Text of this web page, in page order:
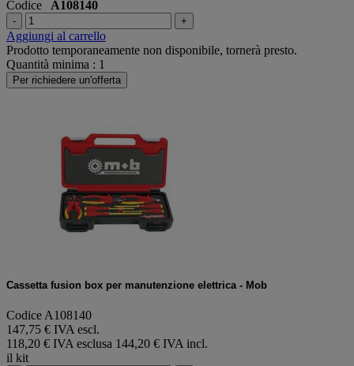
Codice A108140
- +
Aggiungi al carrello
Prodotto temporaneamente non disponibile, tornerà presto.
Quantità minima : 1
Per richiedere un'offerta
Cassetta fusion box per manutenzione elettrica - Mob
Codice A108140
147,75 € IVA escl.
118,20 € IVA esclusa 144,20 € IVA incl.
il kit